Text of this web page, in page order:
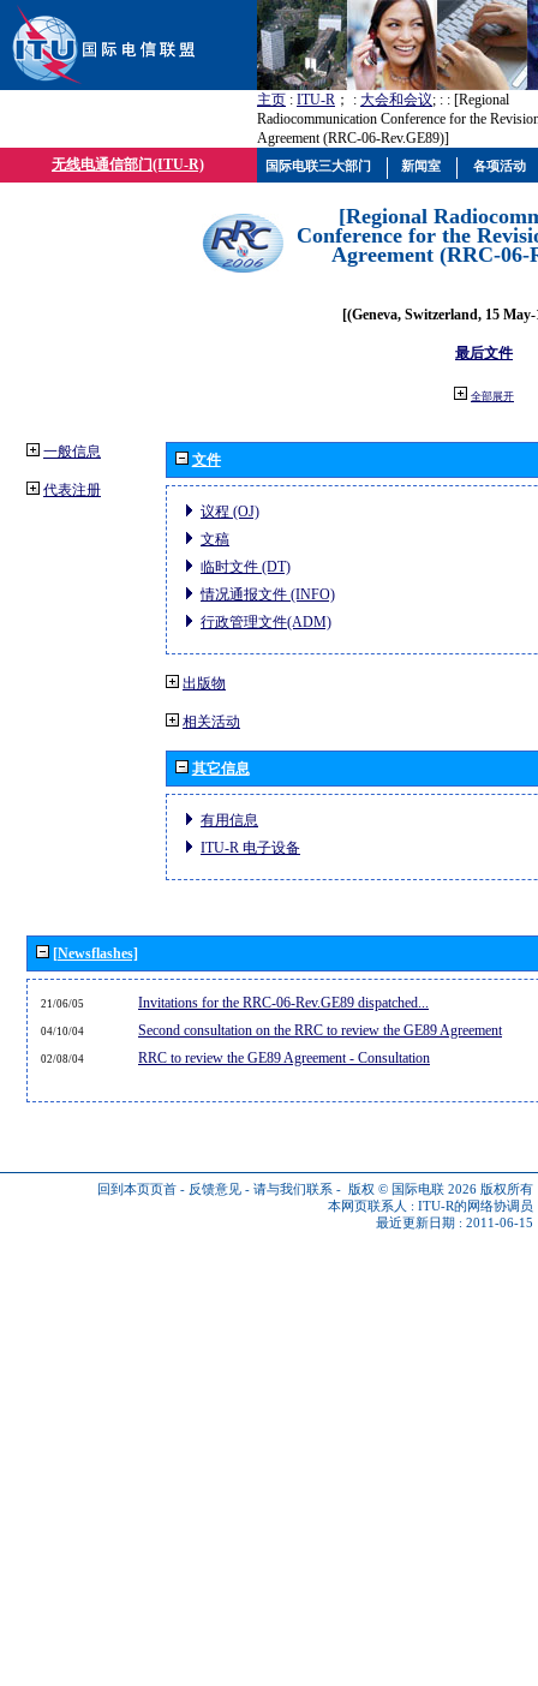
主页 : ITU-R ； : 大会和会议; : : [Regional
Radiocommunication Conference for the
Agreement (RRC-06-Rev.GE89)]
无线电通信部门(ITU-R)
[Regional
Conference for the
Agreement (RRC-06-
[(Geneva, Switzerland, 15
最后文件
全部展开
一般信息
代表注册
文件
议程 (OJ)
文稿
临时文件 (DT)
情况通报文件 (INFO)
行政管理文件(ADM)
出版物
相关活动
其它信息
有用信息
ITU-R 电子设备
[Newsflashes]
21/06/05 Invitations for the RRC-06-Rev.GE89 dispatched...
04/10/04 Second consultation on the RRC to review the GE89 Agreement
02/08/04 RRC to review the GE89 Agreement - Consultation
回到本页页首 - 反馈意见 - 请与我们联系 - 版权 © 国际电联 2026 版权所有
本网页联系人 : ITU-R的网络协调员
最近更新日期 : 2011-06-15
国际电联三大部门 新闻室 各项活动